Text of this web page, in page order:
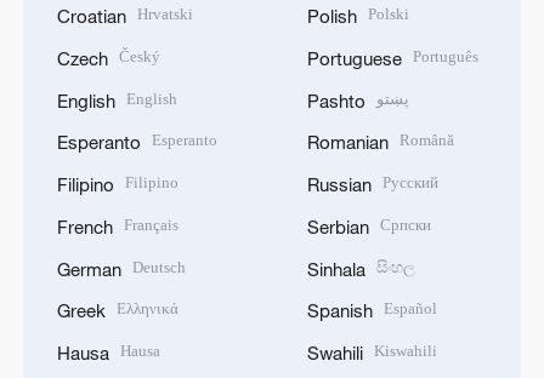
Croatian Hrvatski
Czech Český
English English
Esperanto Esperanto
Filipino Filipino
French Français
German Deutsch
Greek Ελληνικά
Hausa Hausa
Polish Polski
Portuguese Português
Pashto پښتو
Romanian Română
Russian Русский
Serbian Српски
Sinhala සිංහල
Spanish Español
Swahili Kiswahili